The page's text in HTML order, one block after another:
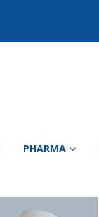
PHARMA